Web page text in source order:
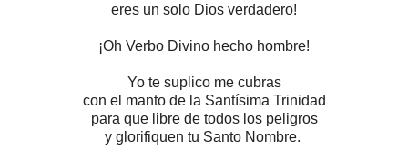
eres un solo Dios verdadero!
¡Oh Verbo Divino hecho hombre!
Yo te suplico me cubras
con el manto de la Santísima Trinidad
para que libre de todos los peligros
y glorifiquen tu Santo Nombre.